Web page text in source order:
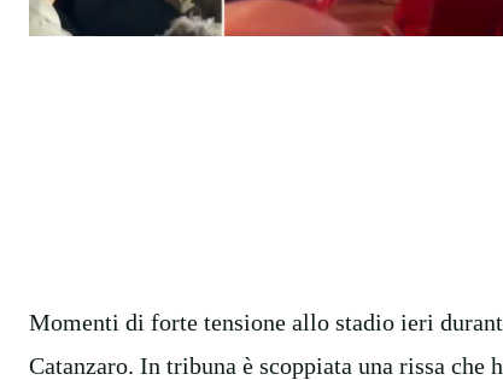
Momenti di forte tensione allo stadio ieri
Catanzaro. In tribuna è scoppiata una rissa